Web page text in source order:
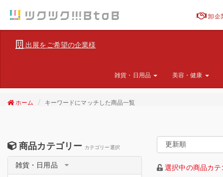
卸企
出展をご希望の企業様
雑貨・日用品 美容・健康
ホーム キーワードにマッチした商品一覧
商品カテゴリー カテゴリー選択
雑貨・日用品 選択中の商品カ